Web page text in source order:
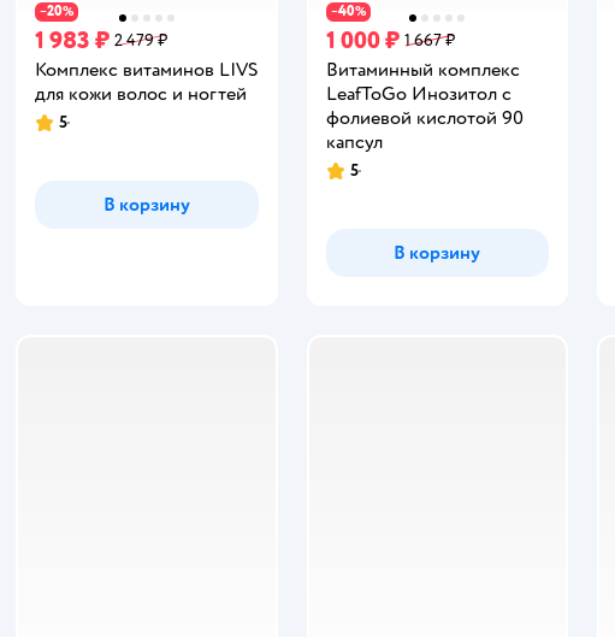
−20%
1 983 ₽ 2 479 ₽
Комплекс витаминов LIVS
для кожи волос и ногтей
Рейтинг:
5
В корзину
−40%
1 000 ₽ 1 667 ₽
Витаминный комплекс
LeafToGo Инозитол с
фолиевой кислотой 90
капсул
Рейтинг:
5
В корзину